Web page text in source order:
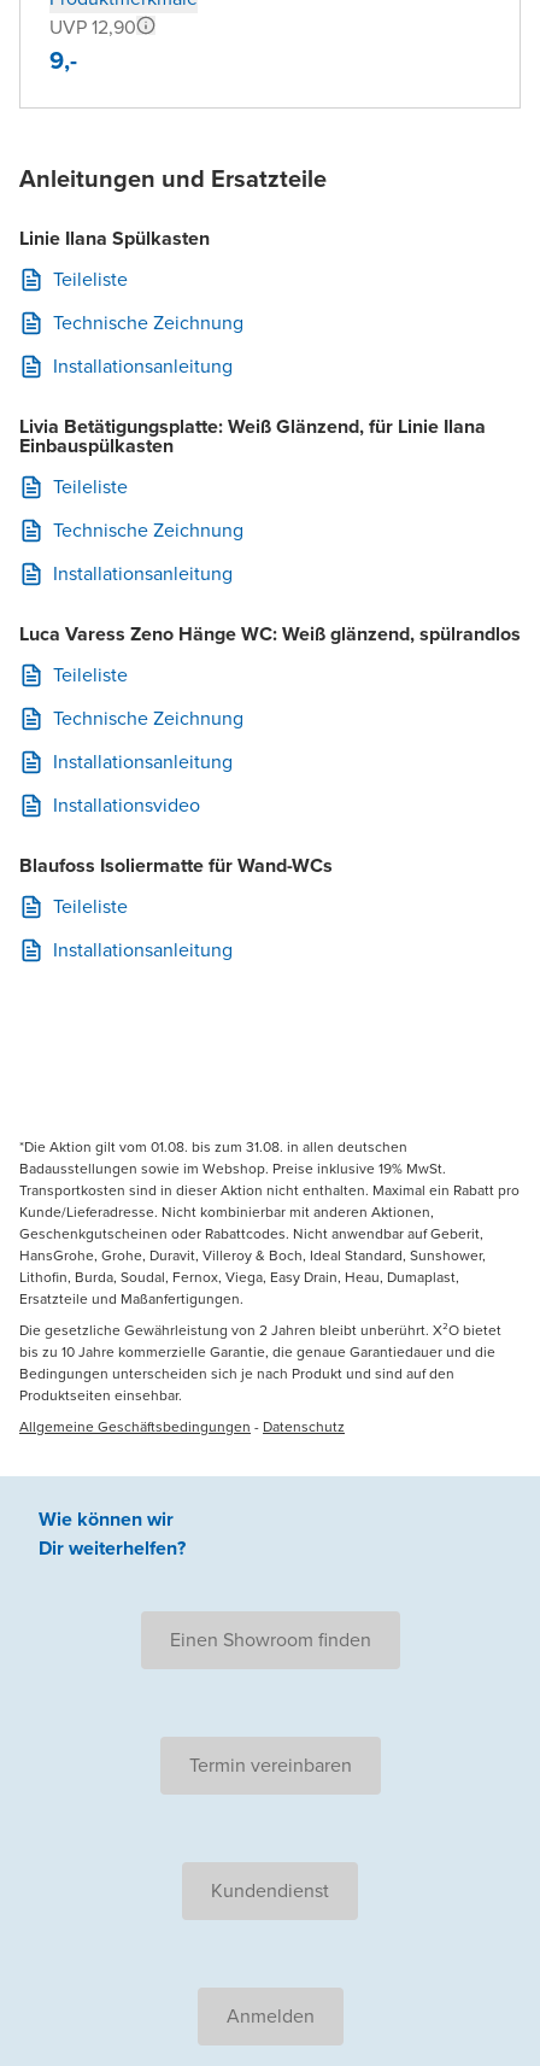
UVP 12,90
9,-
Anleitungen und Ersatzteile
Linie Ilana Spülkasten
Teileliste
Technische Zeichnung
Installationsanleitung
Livia Betätigungsplatte: Weiß Glänzend, für Linie Ilana
Einbauspülkasten
Teileliste
Technische Zeichnung
Installationsanleitung
Luca Varess Zeno Hänge WC: Weiß glänzend, spülrandlos
Teileliste
Technische Zeichnung
Installationsanleitung
Installationsvideo
Blaufoss Isoliermatte für Wand-WCs
Teileliste
Installationsanleitung
*Die Aktion gilt vom 01.08. bis zum 31.08. in allen deutschen
Badausstellungen sowie im Webshop. Preise inklusive 19% MwSt.
Transportkosten sind in dieser Aktion nicht enthalten. Maximal ein Rabatt pro
Kunde/Lieferadresse. Nicht kombinierbar mit anderen Aktionen,
Geschenkgutscheinen oder Rabattcodes. Nicht anwendbar auf Geberit,
HansGrohe, Grohe, Duravit, Villeroy & Boch, Ideal Standard, Sunshower,
Lithofin, Burda, Soudal, Fernox, Viega, Easy Drain, Heau, Dumaplast,
Ersatzteile und Maßanfertigungen.
Die gesetzliche Gewährleistung von 2 Jahren bleibt unberührt. X²O bietet
bis zu 10 Jahre kommerzielle Garantie, die genaue Garantiedauer und die
Bedingungen unterscheiden sich je nach Produkt und sind auf den
Produktseiten einsehbar.
Allgemeine Geschäftsbedingungen - Datenschutz
Wie können wir
Dir weiterhelfen?
Einen Showroom finden
Termin vereinbaren
Kundendienst
Anmelden